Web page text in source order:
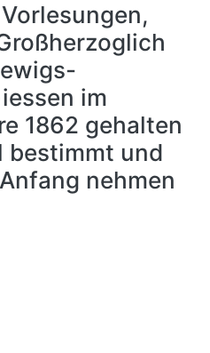
im
1862 gehalten
bestimmt und
nehmen